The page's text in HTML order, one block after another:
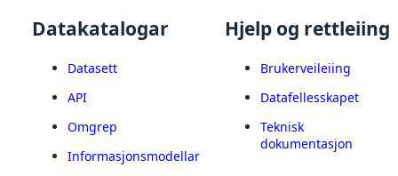
Datakatalogar
Datasett
API
Omgrep
Informasjonsmodellar
Hjelp og rettleiing
Brukerveileiing
Datafellesskapet
Teknisk
dokumentasjon